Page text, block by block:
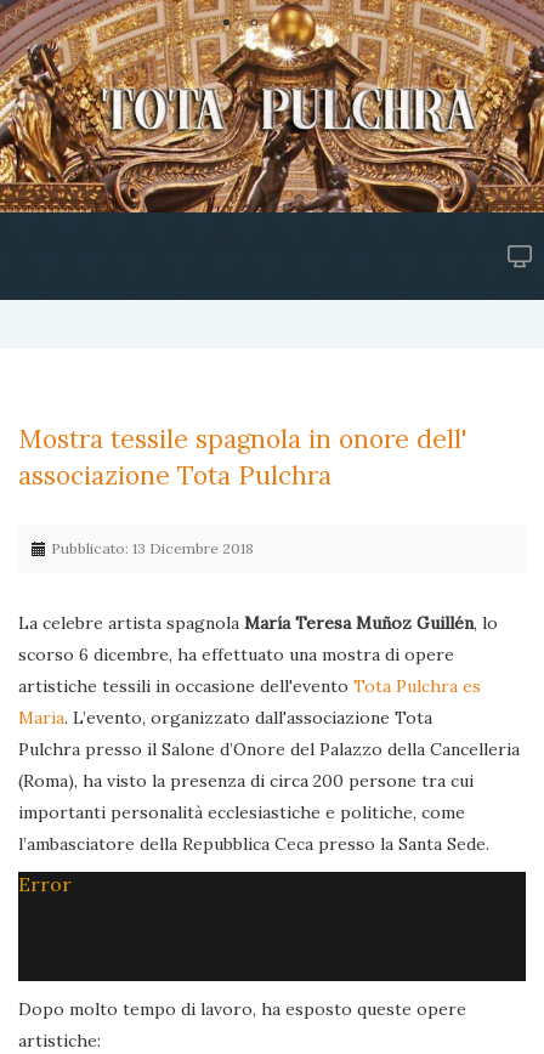
Mostra tessile spagnola in onore dell'
associazione Tota Pulchra
Pubblicato: 13 Dicembre 2018
La celebre artista spagnola María Teresa Muñoz Guillén, lo
scorso 6 dicembre, ha effettuato una mostra di opere
artistiche tessili in occasione dell'evento Tota Pulchra es
Maria. L’evento, organizzato dall'associazione Tota
Pulchra presso il Salone d’Onore del Palazzo della Cancelleria
(Roma), ha visto la presenza di circa 200 persone tra cui
importanti personalità ecclesiastiche e politiche, come
l’ambasciatore della Repubblica Ceca presso la Santa Sede.
Error
Dopo molto tempo di lavoro, ha esposto queste opere
artistiche: